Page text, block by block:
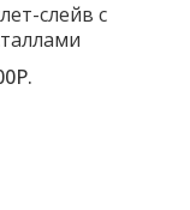
слейв с